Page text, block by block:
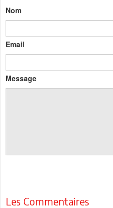
Nom
Email
Message
Les Commentaires